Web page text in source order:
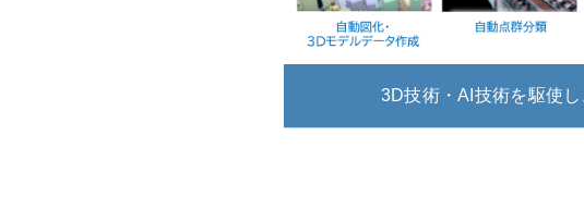
3D技術・AI技術を駆使